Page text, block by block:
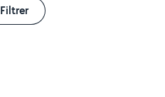
Filtrer